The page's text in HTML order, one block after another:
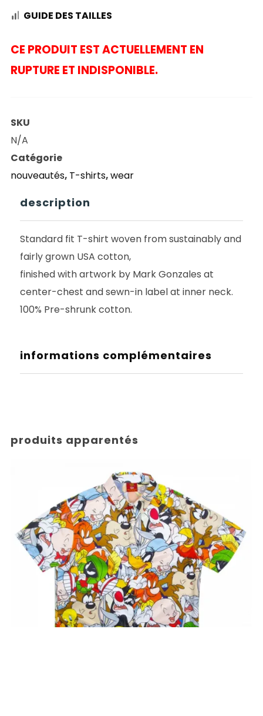
GUIDE DES TAILLES
CE PRODUIT EST ACTUELLEMENT EN
RUPTURE ET INDISPONIBLE.
SKU
N/A
Catégorie
nouveautés, T-shirts,wear
description
Standard fit T-shirt woven from sustainably and
fairly grown USA cotton,
finished with artwork by Mark Gonzales at
center-chest and sewn-in label at inner neck.
100% Pre-shrunk cotton.
informations complémentaires
produits apparentés